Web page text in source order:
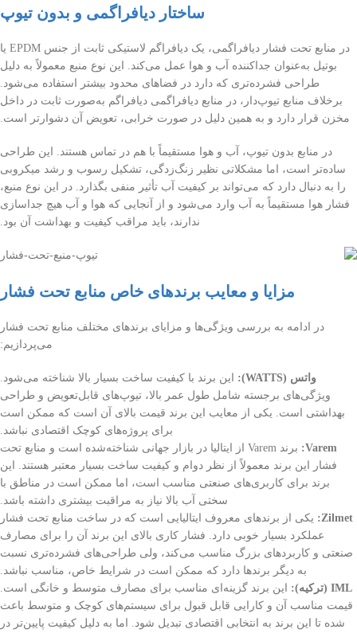
ساختار دیافراگمی و بدون تیوپ
در منابع تحت فشار دیافراگمی، یک دیافراگم لاستیکی ثابت از جنس EPDM یا
بوتیل به‌عنوان جداکننده آب و هوا عمل می‌کند. این نوع منبع معمولاً به دلیل
طراحی فشرده‌تری که دارد در فضاهای محدود بیشتر استفاده می‌شود.
برخلاف منابع تیوپ‌دار، در منابع دیافراگمی دیافراگم به‌صورت ثابت در داخل
مخزن قرار دارد و به همین دلیل در صورت خرابی، تعویض آن دشوارتر است.
در منابع بدون تیوپ، آب و هوا مستقیماً با هم در تماس هستند. این طراحی
ساده‌تر است، اما مشکلاتی نظیر زنگ‌زدگی، تشکیل رسوب و رشد میکروبی
را به دنبال دارد که می‌تواند بر کیفیت آب تأثیر منفی بگذارد. در این نوع منبع،
فشار هوا مستقیماً به آب وارد می‌شود و از آنجایی که هوا و آب هیچ جداسازی
ندارند، باید مراقب کیفیت و بهداشت آن بود.
مزایا و معایب برندهای خاص منابع تحت فشار
در ادامه به بررسی ویژگی‌ها و مزایای برندهای مختلف منابع تحت فشار
می‌پردازیم:
واتس (WATTS):
این برند با کیفیت ساخت بسیار بالا شناخته می‌شود.
ویژگی‌های برجسته شامل طول عمر بالا، تیوپ‌های قابل‌تعویض و طراحی
بهداشتی است. یکی از معایب این برند قیمت بالای آن است که ممکن است
برای پروژه‌های کوچک اقتصادی نباشد.
Varem:
برند Varem از ایتالیا در بازار جهانی شناخته‌شده است و منابع تحت
فشار این برند معمولاً از نظر دوام و کیفیت ساخت بسیار معتبر هستند. این
برند برای کاربری‌های صنعتی مناسب است، اما ممکن است در مناطق با
سختی آب بالا نیاز به مراقبت بیشتری داشته باشد.
Zilmet:
یکی از برندهای معروف ایتالیایی است که در ساخت منابع تحت فشار
عملکرد بسیار خوبی دارد. فشار کاری بالای این برند آن را برای مصارف
صنعتی و کاربردهای بزرگ مناسب می‌کند، ولی طراحی‌های فشرده‌تری نسبت
به دیگر برندها دارد که ممکن است در شرایط خاص، مناسب نباشد.
IML (ترکیه):
این برند گزینه‌ای مناسب برای مصارف متوسط و خانگی است.
قیمت مناسب آن و کارایی قابل قبول برای سیستم‌های کوچک و متوسط باعث
شده تا این برند به انتخابی اقتصادی تبدیل شود. اما به دلیل کیفیت پایین‌تر در